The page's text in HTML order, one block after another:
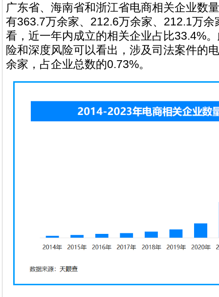
广东省、海南省和浙江省电商相关企业数
有363.7万余家、212.6万余家、212.1万余
看，近一年内成立的相关企业占比33.4%
险和深度风险可以看出，涉及司法案件的
余家，占企业总数的0.73%。